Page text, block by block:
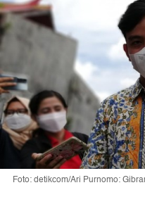
Foto: detikcom/Ari Purnomo: